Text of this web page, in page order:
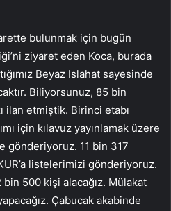
bulunmak için bugün
ziyaret eden Koca, burada
Beyaz Islahat sayesinde
Biliyorsunuz, 85 bin
ilan etmiştik. Birinci etabı
için kılavuz yayınlamak üzere
gönderiyoruz. 11 bin 317
listelerimizi gönderiyoruz.
500 kişi alacağız. Mülakat
Çabucak akabinde